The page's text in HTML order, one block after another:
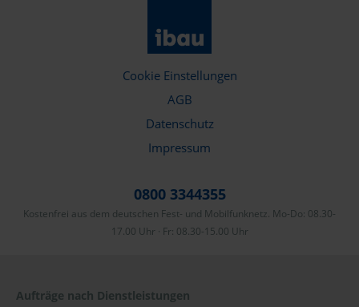
Cookie Einstellungen
AGB
Datenschutz
Impressum
0800 3344355
Kostenfrei aus dem deutschen Fest- und Mobilfunknetz. Mo-Do: 08.30-
17.00 Uhr · Fr: 08.30-15.00 Uhr
Aufträge nach Dienstleistungen